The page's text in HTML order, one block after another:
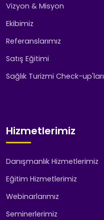
Vizyon & Misyon
Ekibimiz
Referanslarımız
Satış Eğitimi
Sağlık Turizmi Check-up'ları
Hizmetlerimiz
Danışmanlık Hizmetlerimiz
Eğitim Hizmetlerimiz
Webinarlarımız
Seminerlerimiz